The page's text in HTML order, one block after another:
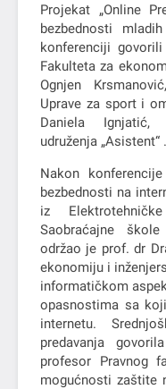
Projekat „Online
bezbednosti
konferenciji
Fakulteta za
Ognjen
Uprave za sport i
Daniela Ignjatić,
udruženja „Asistent“ .
Nakon
bezbednosti na
iz
Saobraćajne
održao je prof. dr
ekonomiju i
informatičkom
opasnostima sa
internetu.
predavanja
profesor Pravnog
mogućnosti zaštite